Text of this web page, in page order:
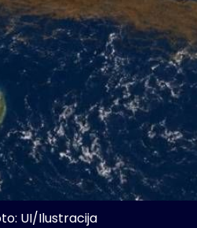
UI/Ilustracija